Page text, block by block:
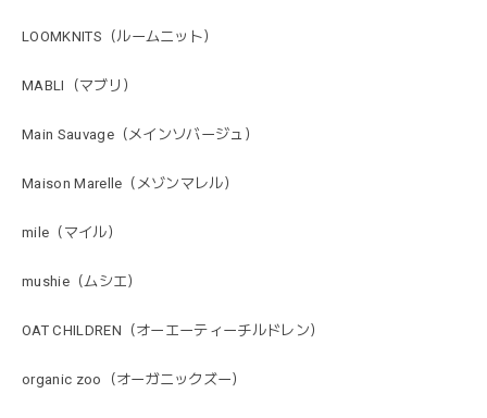
LOOMKNITS（ルームニット）
MABLI（マブリ）
Main Sauvage（メインソバージュ）
Maison Marelle（メゾンマレル）
mile（マイル）
mushie（ムシエ）
OAT CHILDREN（オーエーティーチルドレン）
organic zoo（オーガニックズー）